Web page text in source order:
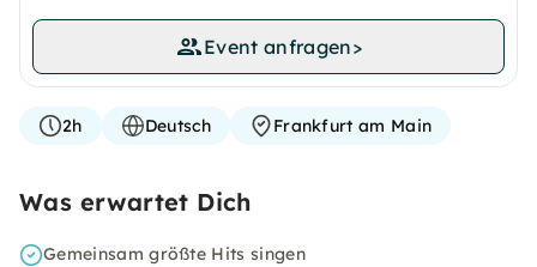
Event anfragen>
2h Deutsch Frankfurt am Main
Was erwartet Dich
Gemeinsam größte Hits singen